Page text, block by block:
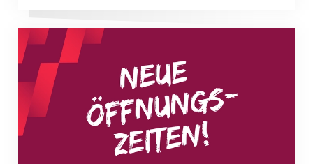
Neue Empfangszeiten ab 1. August 2026